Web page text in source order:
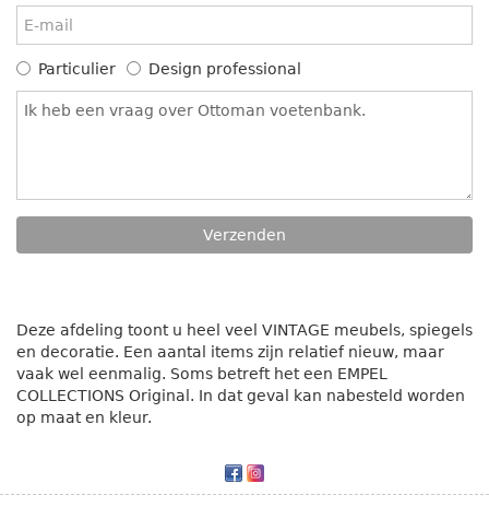
Particulier Design professional
Deze afdeling toont u heel veel VINTAGE meubels, spiegels
en decoratie. Een aantal items zijn relatief nieuw, maar
vaak wel eenmalig. Soms betreft het een EMPEL
COLLECTIONS Original. In dat geval kan nabesteld worden
op maat en kleur.